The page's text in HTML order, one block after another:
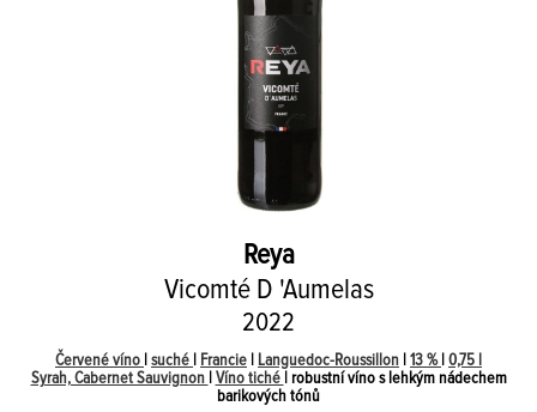
Reya
Vicomté D 'Aumelas
2022
Červené víno suché Francie Languedoc-Roussillon 13 % 0,75 l
Syrah, Cabernet Sauvignon
Víno tiché
| robustní víno s lehkým nádechem
barikových tónů